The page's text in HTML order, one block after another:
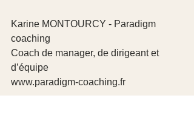
Karine MONTOURCY - Paradigm
coaching
Coach de manager, de dirigeant et
d’équipe
www.paradigm-coaching.fr